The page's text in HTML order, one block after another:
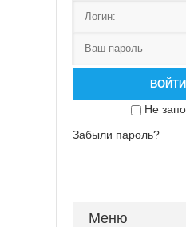
Не
Забыли пароль?
Меню